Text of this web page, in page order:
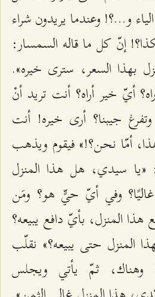
و...؟! وعندما يريدون شراء
إنّ كل ما قاله السمسار:
بهذا السعر، سترى خيره».
أيّ خير أراه؟ أنت تريد أنْ
جيبنا؟ أرى خيره! أنت
أمّا نحن؟!» فيقوم ويذهب
سيدي، هل هذا المنزل
وفي أيّ حيٍّ هو؟ ومَن
هذا المنزل، بأيّ دافع يبيعه؟
حتى يبيعه؟» نقلّب
وهناك، ثمّ يأتي ويجلس